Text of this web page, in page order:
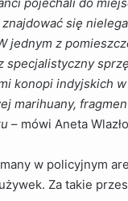
się
jednym z
specjalistyczny
konopi indyjskich
marihuany,
– mówi Aneta
w policyjnym
Za takie